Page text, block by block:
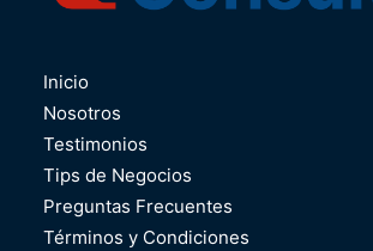
Inicio
Nosotros
Testimonios
Tips de Negocios
Preguntas Frecuentes
Términos y Condiciones